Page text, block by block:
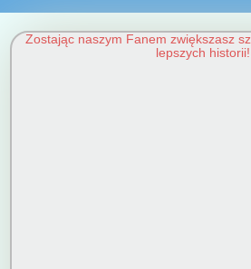
Zostając naszym Fanem zwiększasz
lepszych historii!